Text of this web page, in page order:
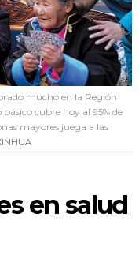
mucho en la Región
cubre hoy al 95% de
mayores juega a las
en salud